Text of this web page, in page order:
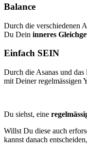
Balance
Durch die verschiedenen
Du Dein inneres
Einfach SEIN
Durch die Asanas und
mit Deiner regelmässigen
Du siehst, eine
Willst Du diese auch
kannst danach